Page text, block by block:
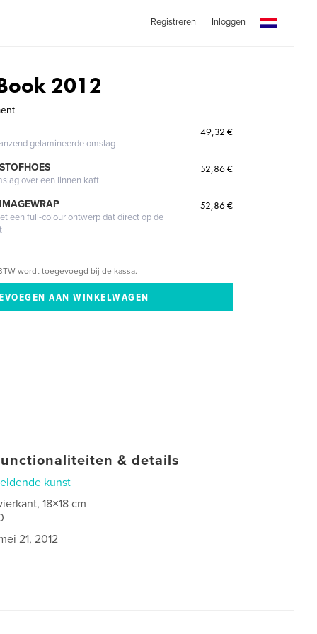
Registreren Inloggen
2012
gelamineerde omslag
49,32 €
over een linnen kaft
52,86 €
een full-colour ontwerp dat direct op de
52,86 €
wordt toegevoegd bij de kassa.
& details
kunst
18×18 cm
21, 2012